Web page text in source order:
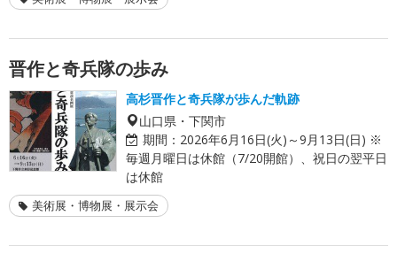
晋作と奇兵隊の歩み
高杉晋作と奇兵隊が歩んだ軌跡
山口県・下関市
期間： 2026年6月16日(火)～9月13日(日) ※
毎週月曜日は休館（7/20開館）、祝日の翌平日
は休館
美術展・博物展・展示会